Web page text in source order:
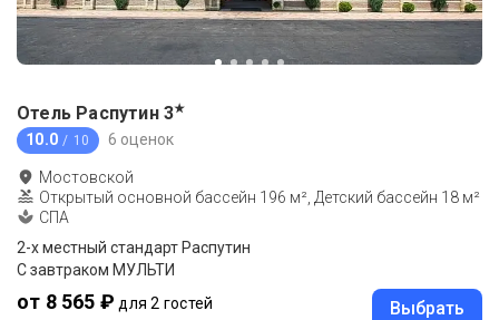
Отель Распутин 3★
10.0 / 10 6 оценок
Мостовской
Открытый основной бассейн 196 м², Детский бассейн 18 м²
СПА
2-x местный стандарт Распутин
С завтраком МУЛЬТИ
от 8 565 ₽ для 2 гостей Выбрать